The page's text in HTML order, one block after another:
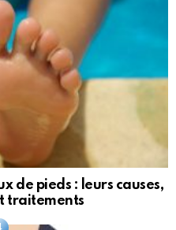
de pieds : leurs causes,
traitements